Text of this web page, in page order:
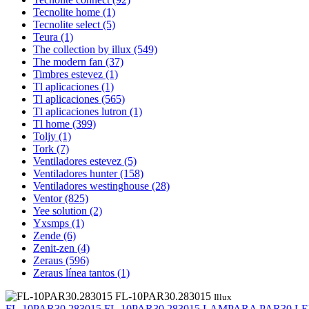
Tecnolite home (1)
Tecnolite select (5)
Teura (1)
The collection by illux (549)
The modern fan (37)
Timbres estevez (1)
Tl aplicaciones (1)
Tl aplicaciones (565)
Tl aplicaciones lutron (1)
Tl home (399)
Toljy (1)
Tork (7)
Ventiladores estevez (5)
Ventiladores hunter (158)
Ventiladores westinghouse (28)
Ventor (825)
Yee solution (2)
Yxsmps (1)
Zende (6)
Zenit-zen (4)
Zeraus (596)
Zeraus línea tantos (1)
FL-10PAR30.283015 Illux